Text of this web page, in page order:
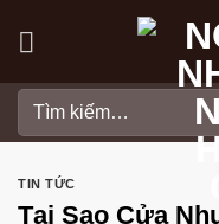
kiếm:
TIN TỨC
Tại Sao Cửa